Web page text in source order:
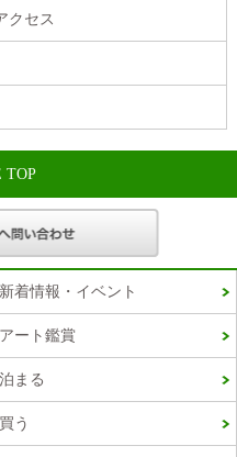
クセス
TOP
新着情報・イベント
アート鑑賞
泊まる
買う